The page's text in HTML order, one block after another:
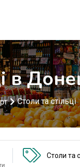
в
Столи та стільці
Столи та